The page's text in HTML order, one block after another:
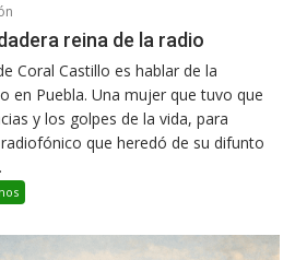
reina de la radio
Coral Castillo es hablar de la
en Puebla. Una mujer que tuvo que
y los golpes de la vida, para
que heredó de su difunto